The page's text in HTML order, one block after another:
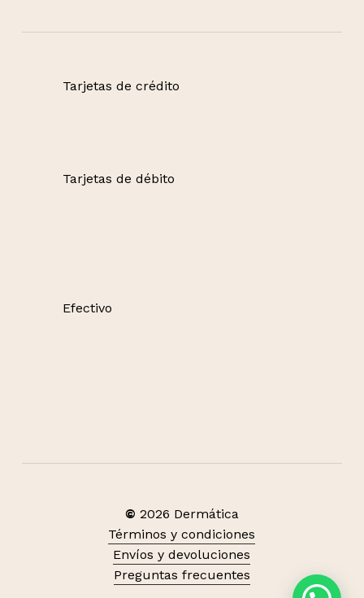
Subtotal:
Tarjetas de crédito
Tarjetas de débito
Efectivo
© 2026 Dermática
Términos y condiciones
Envíos y devoluciones
Preguntas frecuentes